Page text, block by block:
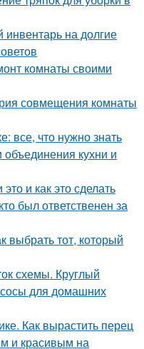
на долгие
комнаты своими
совмещения комнаты
все, что нужно знать
кухни и
и как это сделать
был ответственен за
выбрать тот, который
схемы. Круглый
для домашних
Как вырастить перец
и красивым на